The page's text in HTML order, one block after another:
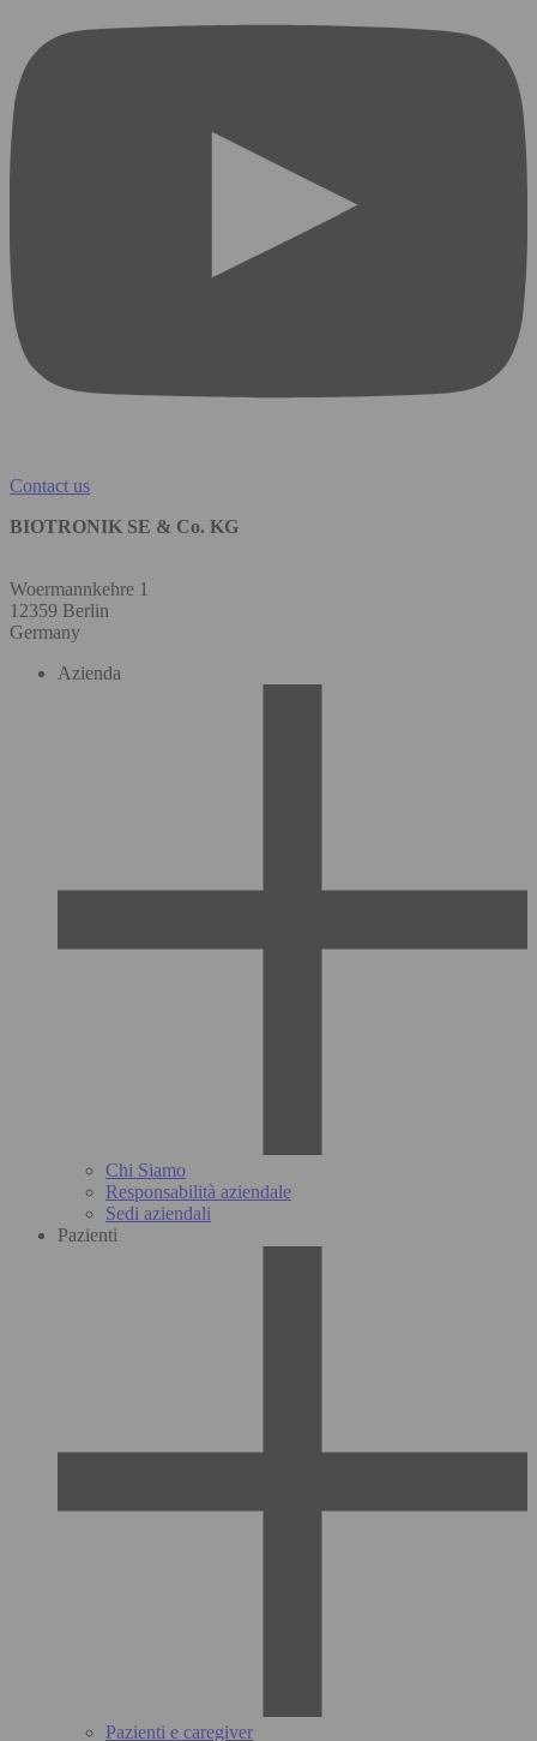
Contact us
BIOTRONIK SE & Co. KG
Woermannkehre 1
12359 Berlin
Germany
Azienda
Chi Siamo
Responsabilità aziendale
Sedi aziendali
Pazienti
Pazienti e caregiver